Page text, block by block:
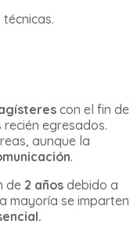
con el fin de
egresados.
aunque la
.
de 2 años debido a
mayoría se imparten